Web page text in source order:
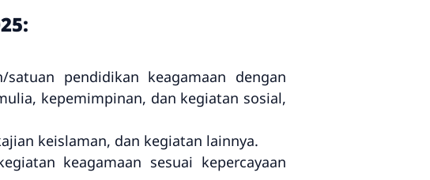
satuan pendidikan keagamaan dengan
kepemimpinan, dan kegiatan sosial,
keislaman, dan kegiatan lainnya.
keagamaan sesuai kepercayaan